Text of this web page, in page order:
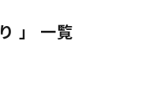
」 一覧